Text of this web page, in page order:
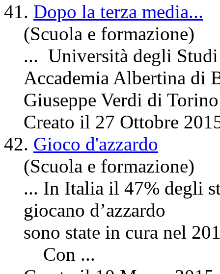
41. Dopo la terza media...
(Scuola e formazione)
... Università degli
Accademia Albertina di
Giuseppe Verdi di
Creato il 27 Ottobre
42. Gioco d'azzardo
(Scuola e formazione)
... In Italia il 47% degli
giocano
sono state in cura nel
Con ...